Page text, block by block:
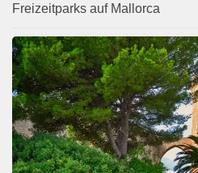
Freizeitparks auf Mallorca